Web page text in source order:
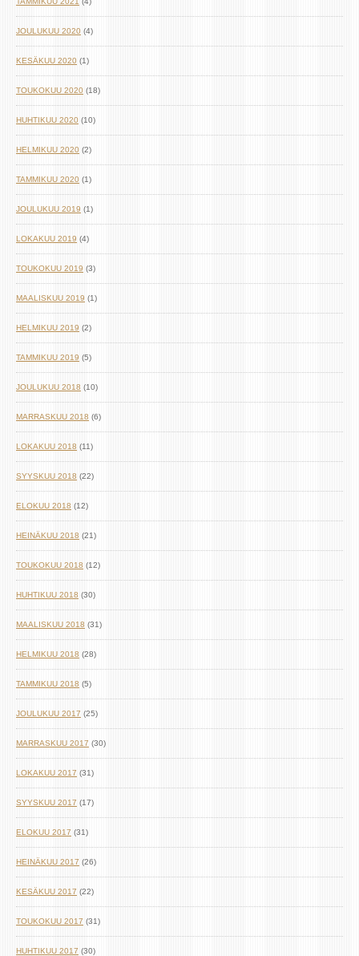
JOULUKUU 2020 (4)
KESÄKUU 2020 (1)
TOUKOKUU 2020 (18)
HUHTIKUU 2020 (10)
HELMIKUU 2020 (2)
TAMMIKUU 2020 (1)
JOULUKUU 2019 (1)
LOKAKUU 2019 (4)
TOUKOKUU 2019 (3)
MAALISKUU 2019 (1)
HELMIKUU 2019 (2)
TAMMIKUU 2019 (5)
JOULUKUU 2018 (10)
MARRASKUU 2018 (6)
LOKAKUU 2018 (11)
SYYSKUU 2018 (22)
ELOKUU 2018 (12)
HEINÄKUU 2018 (21)
TOUKOKUU 2018 (12)
HUHTIKUU 2018 (30)
MAALISKUU 2018 (31)
HELMIKUU 2018 (28)
TAMMIKUU 2018 (5)
JOULUKUU 2017 (25)
MARRASKUU 2017 (30)
LOKAKUU 2017 (31)
SYYSKUU 2017 (17)
ELOKUU 2017 (31)
HEINÄKUU 2017 (26)
KESÄKUU 2017 (22)
TOUKOKUU 2017 (31)
HUHTIKUU 2017 (30)